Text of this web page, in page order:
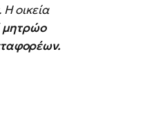
οικεία
μητρώο